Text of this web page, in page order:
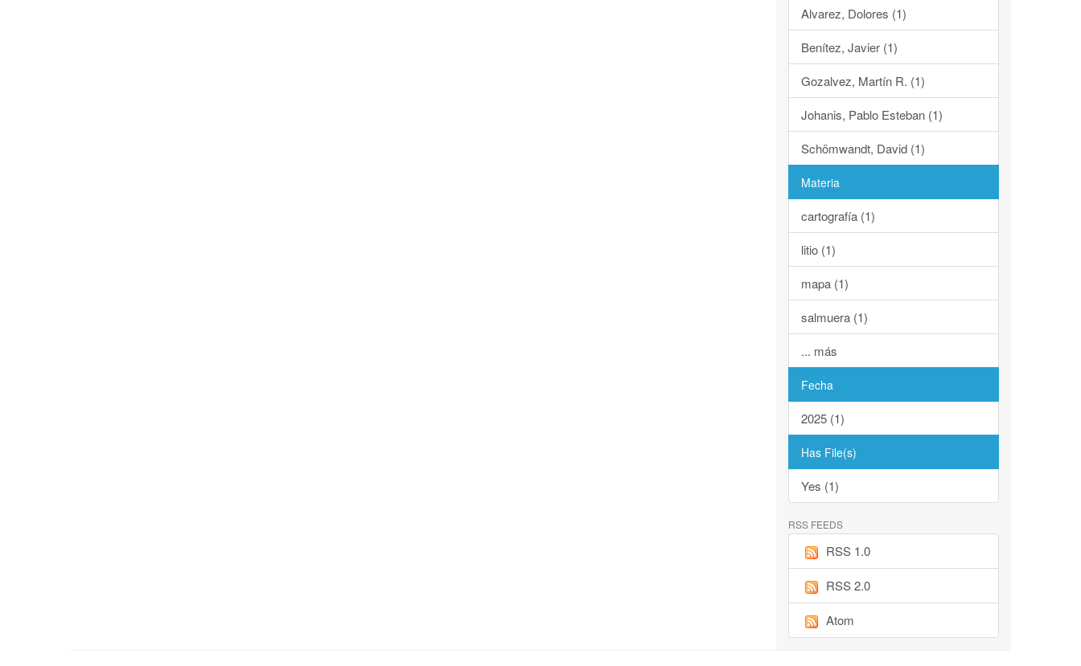
Alvarez, Dolores (1)
Benítez, Javier (1)
Gozalvez, Martín R. (1)
Johanis, Pablo Esteban (1)
Schömwandt, David (1)
Materia
cartografía (1)
litio (1)
mapa (1)
salmuera (1)
... más
Fecha
2025 (1)
Has File(s)
Yes (1)
RSS FEEDS
RSS 1.0
RSS 2.0
Atom